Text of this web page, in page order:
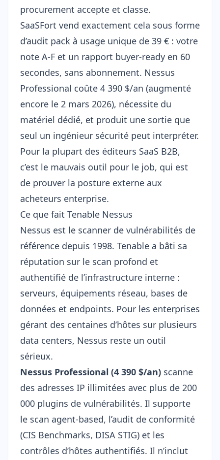
procurement accepte et classe.
SaaSFort vend exactement cela sous forme
d’audit pack à usage unique de 39 € : votre
note A-F et un rapport buyer-ready en 60
secondes, sans abonnement. Nessus
Professional coûte 4 390 $/an (augmenté
encore le 2 mars 2026), nécessite du
matériel dédié, et produit une sortie que
seul un ingénieur sécurité peut interpréter.
Pour la plupart des éditeurs SaaS B2B,
c’est le mauvais outil pour le job, qui est
de prouver la posture externe aux
acheteurs enterprise.
Ce que fait Tenable Nessus
Nessus est le scanner de vulnérabilités de
référence depuis 1998. Tenable a bâti sa
réputation sur le scan profond et
authentifié de l’infrastructure interne :
serveurs, équipements réseau, bases de
données et endpoints. Pour les enterprises
gérant des centaines d’hôtes sur plusieurs
data centers, Nessus reste un outil
sérieux.
Nessus Professional (4 390 $/an) scanne
des adresses IP illimitées avec plus de 200
000 plugins de vulnérabilités. Il supporte
le scan agent-based, l’audit de conformité
(CIS Benchmarks, DISA STIG) et les
contrôles d’hôtes authentifiés. Il n’inclut